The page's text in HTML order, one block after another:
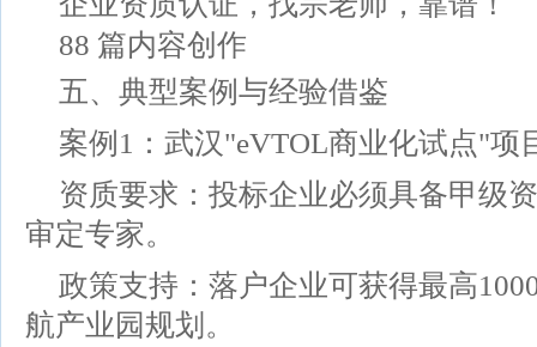
88 篇内容创作
五、典型案例与经验借鉴
案例1：武汉"eVTOL商业化试点"项
资质要求：投标企业必须具备甲级
审定专家。
政策支持：落户企业可获得最高
航产业园规划。